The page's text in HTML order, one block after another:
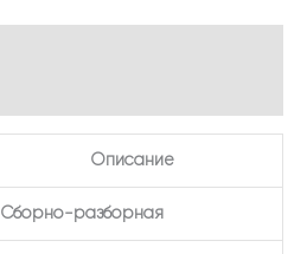
Описание
Сборно-разборная